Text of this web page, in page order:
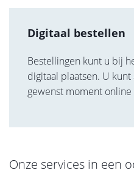
Digitaal bestellen
Bestellingen kunt u bij
digitaal plaatsen. U
gewenst moment
Onze services in een